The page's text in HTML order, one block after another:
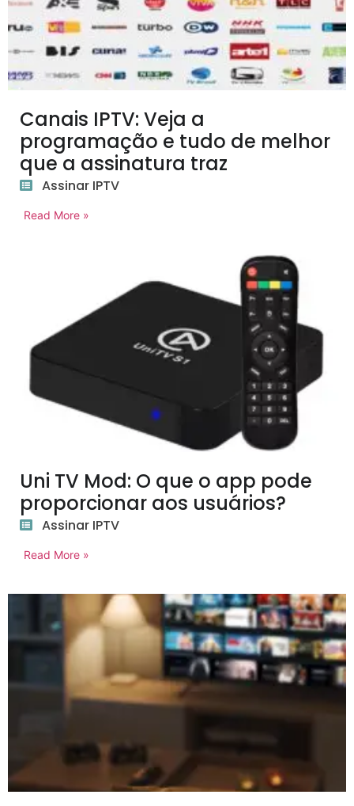
Canais IPTV: Veja a
programação e tudo de melhor
que a assinatura traz
Assinar IPTV
Read More »
Uni TV Mod: O que o app pode
proporcionar aos usuários?
Assinar IPTV
Read More »